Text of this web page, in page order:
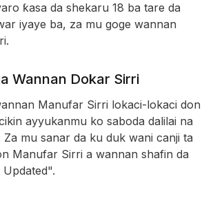
ƙasa da shekaru 18 ba tare da
iyaye ba, za mu goge wannan
Wannan Dokar Sirri
Manufar Sirri lokaci-lokaci don
ayyukanmu ko saboda dalilai na
mu sanar da ku duk wani canji ta
Manufar Sirri a wannan shafin da